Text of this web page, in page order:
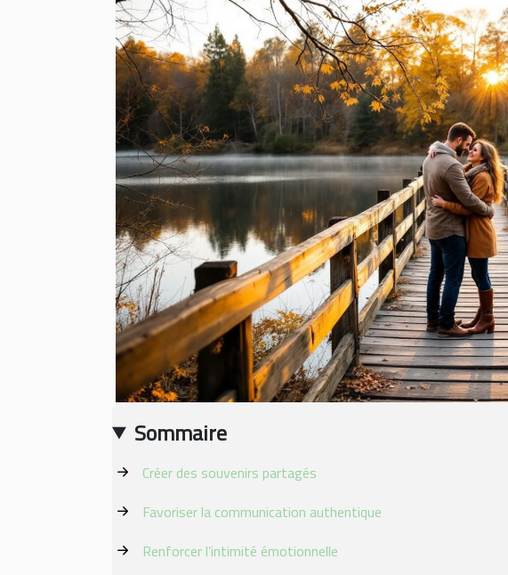
Sommaire
Créer des souvenirs partagés
Favoriser la communication authentique
Renforcer l’intimité émotionnelle